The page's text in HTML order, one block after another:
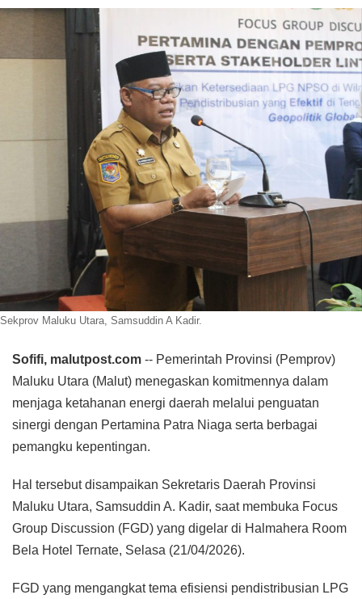
Sekprov Maluku Utara, Samsuddin A Kadir.
Sofifi, malutpost.com -- Pemerintah Provinsi (Pemprov)
Maluku Utara (Malut) menegaskan komitmennya dalam
menjaga ketahanan energi daerah melalui penguatan
sinergi dengan Pertamina Patra Niaga serta berbagai
pemangku kepentingan.
Hal tersebut disampaikan Sekretaris Daerah Provinsi
Maluku Utara, Samsuddin A. Kadir, saat membuka Focus
Group Discussion (FGD) yang digelar di Halmahera Room
Bela Hotel Ternate, Selasa (21/04/2026).
FGD yang mengangkat tema efisiensi pendistribusian LPG